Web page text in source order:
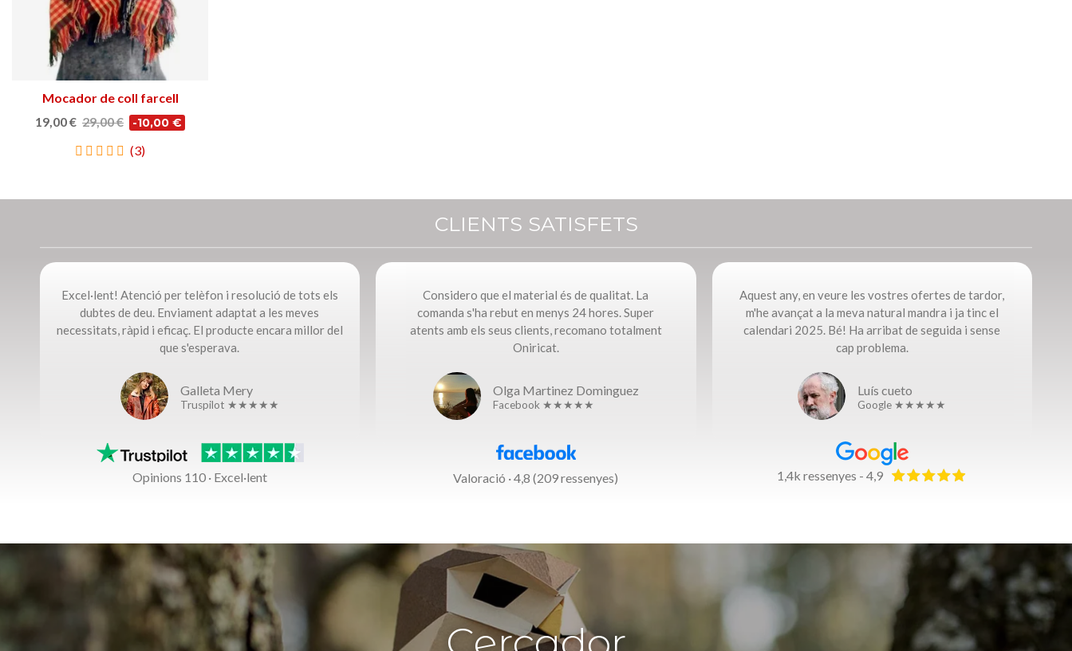
Triar opció
Mocador de coll farcell
19,00 € 29,00 € -10,00 €
(3)
CLIENTS SATISFETS
Excel·lent! Atenció per telèfon i resolució de tots els
dubtes de deu. Enviament adaptat a les meves
necessitats, ràpid i eficaç. El producte encara millor del
que s'esperava.
Galleta Mery
Truspilot ★★★★★
Opinions 110 · Excel·lent
Considero que el material és de qualitat. La
comanda s'ha rebut en menys 24 hores. Super
atents amb els seus clients, recomano totalment
Oniricat.
Olga Martinez Dominguez
Facebook ★★★★★
Valoració · 4,8 (209 ressenyes)
Aquest any, en veure les vostres ofertes de tardor,
m'he avançat a la meva natural mandra i ja tinc el
calendari 2025. Bé! Ha arribat de seguida i sense
cap problema.​
Luís cueto
Google ★★★★★
1,4k ressenyes - 4,9